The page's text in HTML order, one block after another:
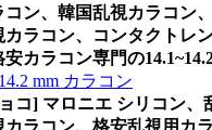
コン、韓国乱視カラコン
カラコン、コンタクトレ
カラコン専門の
mm カラコン
コ] マロニエ シリコン、
カラコン、格安乱視用カ